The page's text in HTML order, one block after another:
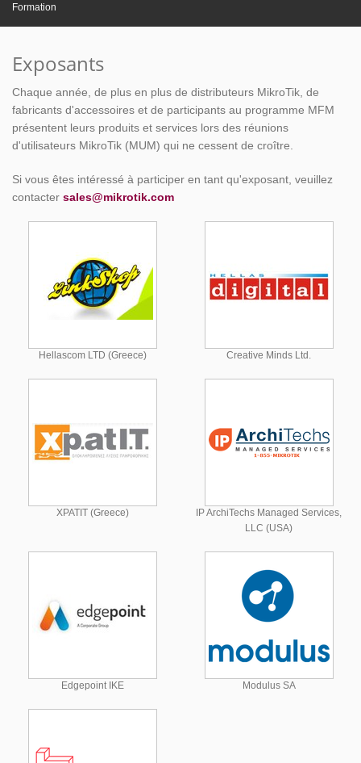
Formation
Exposants
Chaque année, de plus en plus de distributeurs MikroTik, de
fabricants d'accessoires et de participants au programme MFM
présentent leurs produits et services lors des réunions
d'utilisateurs MikroTik (MUM) qui ne cessent de croître.
Si vous êtes intéressé à participer en tant qu'exposant, veuillez
contacter sales@mikrotik.com
Hellascom LTD (Greece) Creative Minds Ltd.
XPATIT (Greece)
IP ArchiTechs Managed Services,
LLC (USA)
Edgepoint IKE Modulus SA